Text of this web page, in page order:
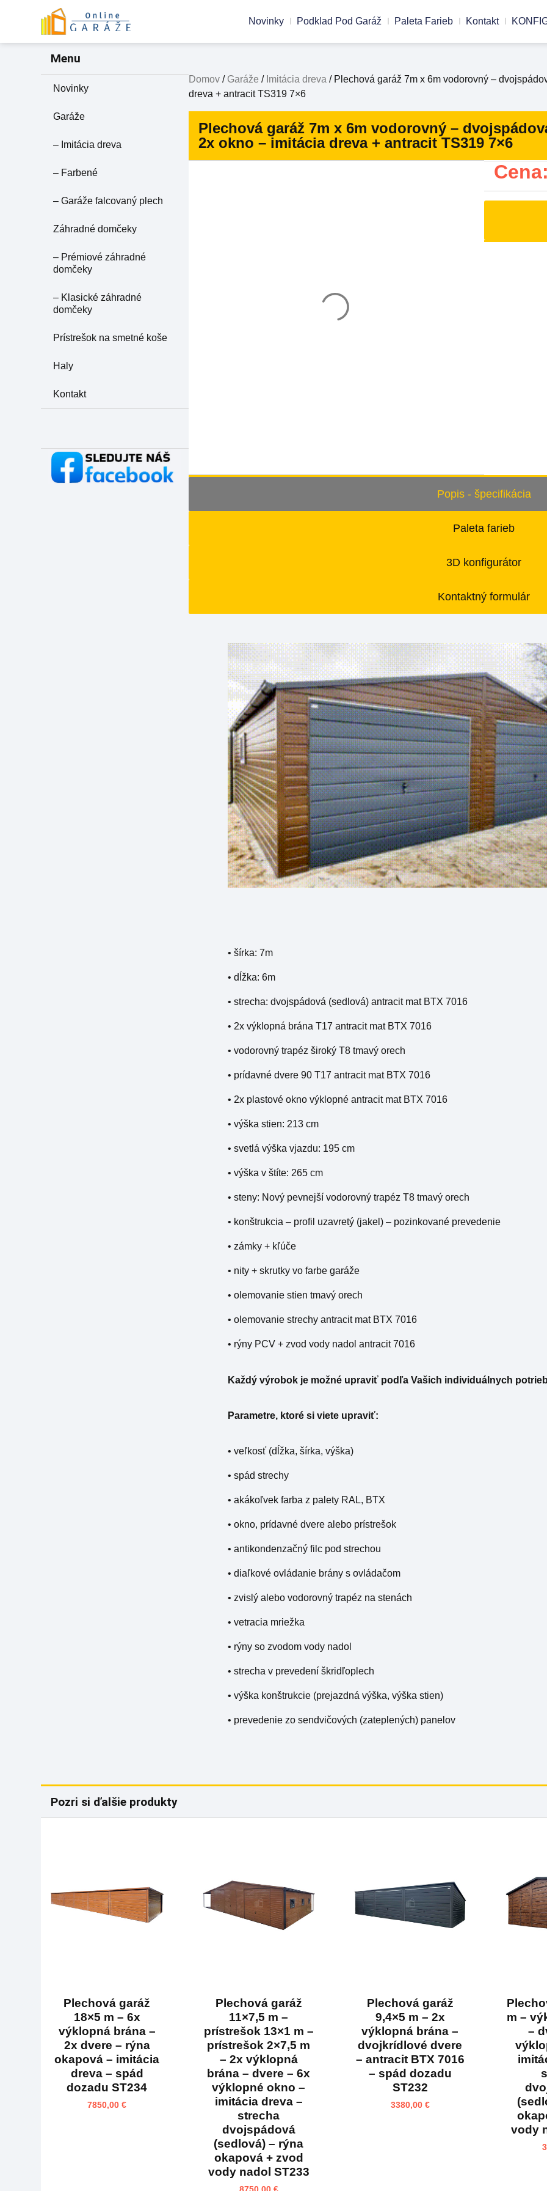
Novinky Podklad Pod Garáž Paleta Farieb Kontakt
Menu
Novinky
Garáže
– Imitácia dreva
– Farbené
– Garáže falcovaný plech
Záhradné domčeky
– Prémiové záhradné
domčeky
– Klasické záhradné
domčeky
Prístrešok na smetné koše
Haly
Kontakt
Domov / Garáže / Imitácia dreva / Plechová garáž 7m x 6m vodorovný –
dreva + antracit TS319 7×6
Plechová garáž 7m x 6m vodorovný –
2x okno – imitácia dreva + antracit TS319 7×6
Popis - špecifikácia
Paleta farieb
3D konfigurátor
Kontaktný formulár
• šírka: 7m
• dĺžka: 6m
• strecha: dvojspádová (sedlová) antracit mat BTX 7016
• 2x výklopná brána T17 antracit mat BTX 7016
• vodorovný trapéz široký T8 tmavý orech
• prídavné dvere 90 T17 antracit mat BTX 7016
• 2x plastové okno výklopné antracit mat BTX 7016
• výška stien: 213 cm
• svetlá výška vjazdu: 195 cm
• výška v štíte: 265 cm
• steny: Nový pevnejší vodorovný trapéz T8 tmavý orech
• konštrukcia – profil uzavretý (jakel) – pozinkované prevedenie
• zámky + kľúče
• nity + skrutky vo farbe garáže
• olemovanie stien tmavý orech
• olemovanie strechy antracit mat BTX 7016
• rýny PCV + zvod vody nadol antracit 7016
Každý výrobok je možné upraviť podľa Vašich individuálnych
Parametre, ktoré si viete upraviť:
• veľkosť (dĺžka, šírka, výška)
• spád strechy
• akákoľvek farba z palety RAL, BTX
• okno, prídavné dvere alebo prístrešok
• antikondenzačný filc pod strechou
• diaľkové ovládanie brány s ovládačom
• zvislý alebo vodorovný trapéz na stenách
• vetracia mriežka
• rýny so zvodom vody nadol
• strecha v prevedení škridľoplech
• výška konštrukcie (prejazdná výška, výška stien)
• prevedenie zo sendvičových (zateplených) panelov
Pozri si ďalšie produkty
Plechová garáž
18×5 m – 6x
výklopná brána –
2x dvere – rýna
okapová – imitácia
dreva – spád
dozadu ST234
7850,00€
Plechová garáž
11×7,5 m –
prístrešok 13×1 m –
prístrešok 2×7,5 m
– 2x výklopná
brána – dvere – 6x
výklopné okno –
imitácia dreva –
strecha
dvojspádová
(sedlová) – rýna
okapová + zvod
vody nadol ST233
Plechová garáž
9,4×5 m – 2x
výklopná brána –
dvojkrídlové dvere
– antracit BTX 7016
– spád dozadu
ST232
3380,00 €
m –
–
vody